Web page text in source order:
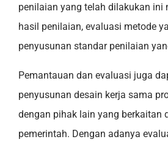
penilaian yang telah dilakukan ini
hasil penilaian, evaluasi metode
penyusunan standar penilaian
Pemantauan dan evaluasi juga
penyusunan desain kerja sama
dengan pihak lain yang berkaitan
pemerintah. Dengan adanya